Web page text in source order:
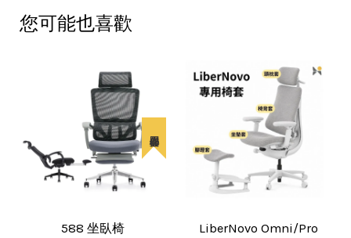
您可能也喜歡
588 坐臥椅
LiberNovo Omni/Pro